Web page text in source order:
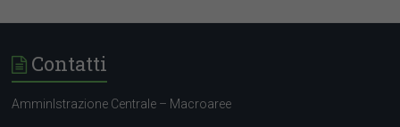
Contatti
AmminIstrazione Centrale – Macroaree